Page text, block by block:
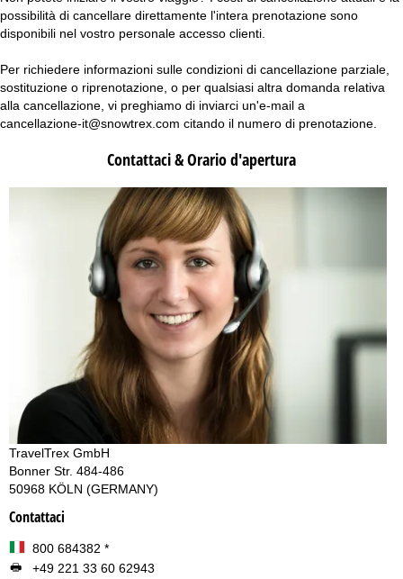
possibilità di cancellare direttamente l'intera prenotazione sono
disponibili nel vostro personale accesso clienti
Per richiedere informazioni sulle condizioni di cancellazione parziale,
sostituzione o riprenotazione, o per qualsiasi altra domanda relativa
alla cancellazione, vi preghiamo di inviarci un'e-mail a
cancellazione-it@snowtrex.com citando il numero di prenotazione.
Contattaci & Orario d'apertura
TravelTrex GmbH
Bonner Str. 484-486
50968 KÖLN (GERMANY)
Contattaci
800 684382 *
+49 221 33 60 62943